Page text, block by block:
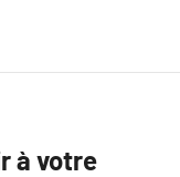
à votre